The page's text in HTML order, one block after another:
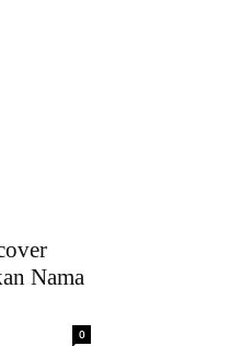
Nama
0